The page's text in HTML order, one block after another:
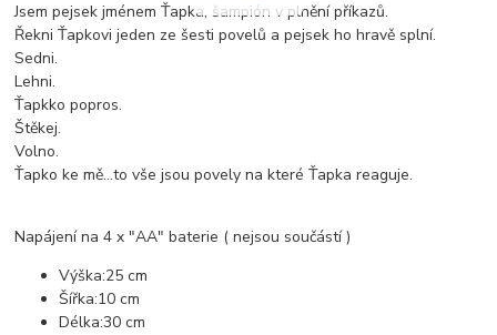
Jsem pejsek jménem Ťapka, šampión v plnění příkazů.
Řekni Ťapkovi jeden ze šesti povelů a pejsek ho hravě splní.
Sedni.
Lehni.
Ťapkko popros.
Štěkej.
Volno.
Ťapko ke mě...to vše jsou povely na které Ťapka reaguje.
Napájení na 4 x "AA" baterie ( nejsou součástí )
Výška:25 cm
Šířka:10 cm
Délka:30 cm